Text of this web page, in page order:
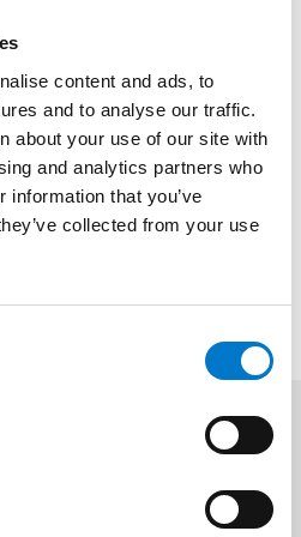
content and ads, to
and to analyse our traffic.
about your use of our site with
and analytics partners who
information that you’ve
collected from your use
3 … 17
om du vill veta mer om oss!